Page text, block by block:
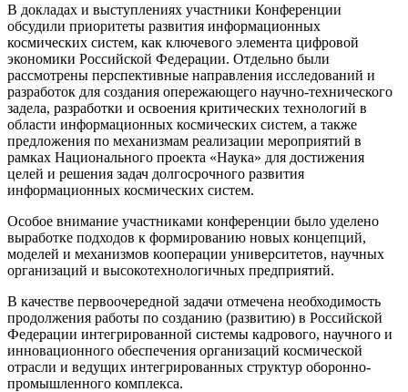
В докладах и выступлениях участники Конференции
обсудили приоритеты развития информационных
космических систем, как ключевого элемента цифровой
экономики Российской Федерации. Отдельно были
рассмотрены перспективные направления исследований и
разработок для создания опережающего научно-технического
задела, разработки и освоения критических технологий в
области информационных космических систем, а также
предложения по механизмам реализации мероприятий в
рамках Национального проекта «Наука» для достижения
целей и решения задач долгосрочного развития
информационных космических систем.
Особое внимание участниками конференции было уделено
выработке подходов к формированию новых концепций,
моделей и механизмов кооперации университетов, научных
организаций и высокотехнологичных предприятий.
В качестве первоочередной задачи отмечена необходимость
продолжения работы по созданию (развитию) в Российской
Федерации интегрированной системы кадрового, научного и
инновационного обеспечения организаций космической
отрасли и ведущих интегрированных структур оборонно-
промышленного комплекса.